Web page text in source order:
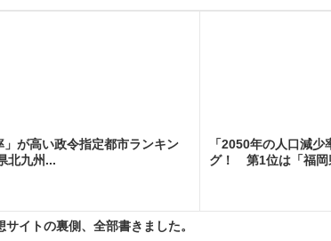
」が高い政令指定都市ランキン
北九州...
「2050年の人口減
グ！ 第1位は「福岡
サイトの裏側、全部書きました。